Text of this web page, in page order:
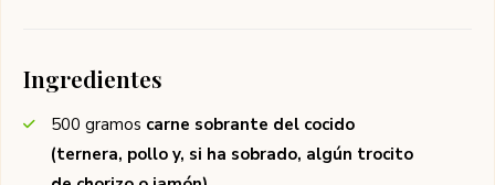
Ingredientes
500 gramos carne sobrante del cocido
(ternera, pollo y, si ha sobrado, algún trocito